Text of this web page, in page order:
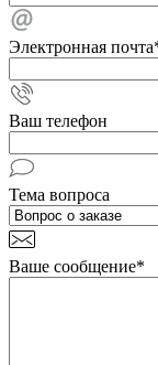
Электронная почта
Ваш телефон
Тема вопроса
Ваше сообщение*